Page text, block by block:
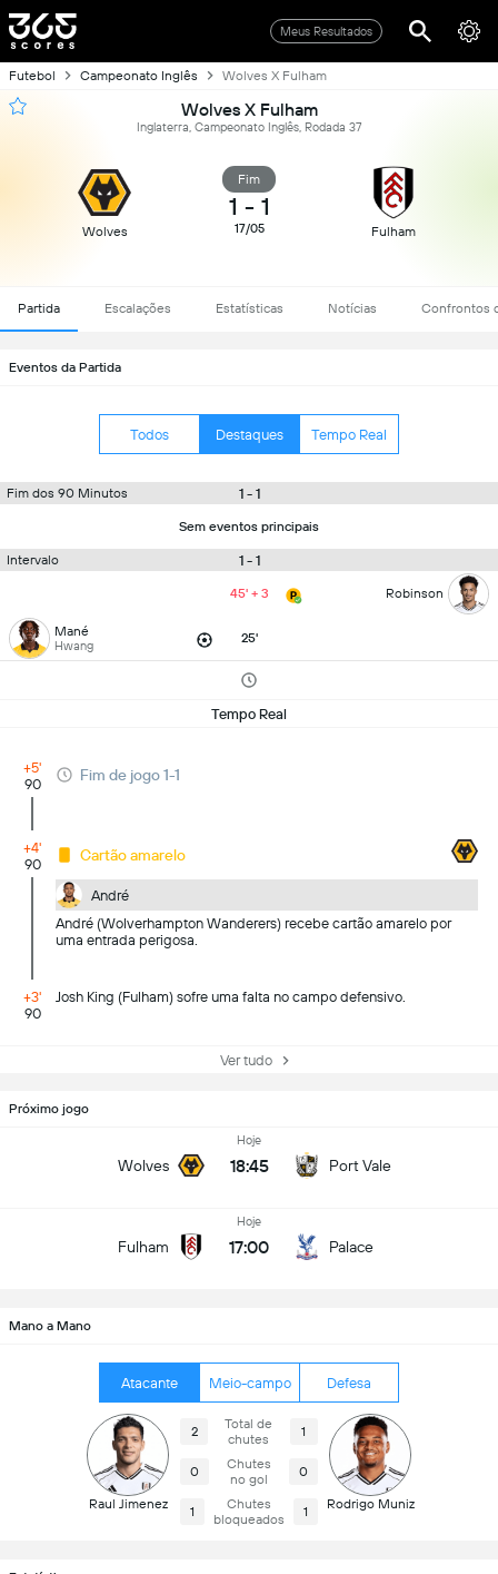
Meus Resultados
Futebol Campeonato Inglês Wolves X Fulham
Wolves X Fulham
Inglaterra, Campeonato Inglês, Rodada 37
Wolves
Fim
1 - 1
17/05 Fulham
Partida Escalações Estatísticas Notícias Confrontos
Eventos da Partida
Todos Destaques Tempo Real
Fim dos 90 Minutos 1 - 1
Sem eventos principais
Intervalo 1 - 1
45' + 3 Robinson
Mané
Hwang 25'
Tempo Real
+5'
90
Fim de jogo 1-1
+4'
90
Cartão amarelo
André
André (Wolverhampton Wanderers) recebe cartão amarelo por
uma entrada perigosa.
+3'
90
Josh King (Fulham) sofre uma falta no campo defensivo.
Ver tudo
Próximo jogo
Wolves
Hoje
18:45 Port Vale
Fulham
Hoje
17:00 Palace
Mano a Mano
Atacante Meio-campo Defesa
Raul Jimenez
2
Total de
chutes
1
0
Chutes
no gol
0
1
Chutes
bloqueados
1 Rodrigo Muniz